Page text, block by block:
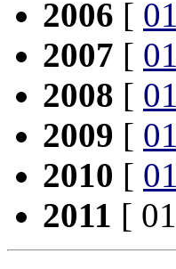
2006 [ 01
2007 [ 01
2008 [ 01
2009 [ 01
2010 [ 01
2011 [